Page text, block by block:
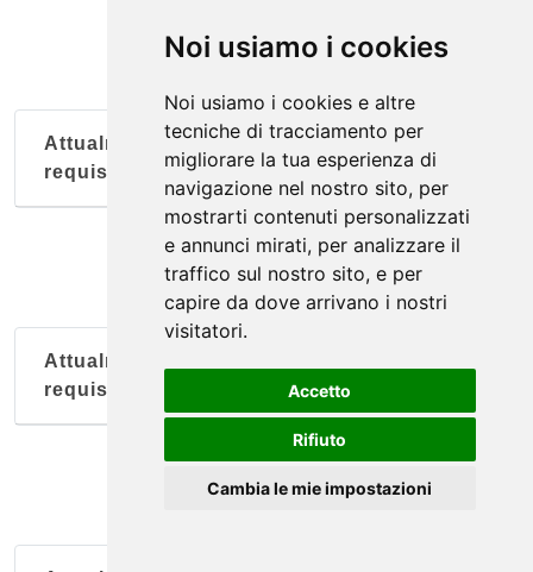
Noi usiamo i cookies
Noi usiamo i cookies e altre
tecniche di tracciamento per
migliorare la tua esperienza di
navigazione nel nostro sito, per
mostrarti contenuti personalizzati
e annunci mirati, per analizzare il
traffico sul nostro sito, e per
capire da dove arrivano i nostri
visitatori.
Accetto
Rifiuto
Cambia le mie impostazioni
Attualmente nessun soggetto con questi
requisiti
Attualmente nessun soggetto con questi
requisiti